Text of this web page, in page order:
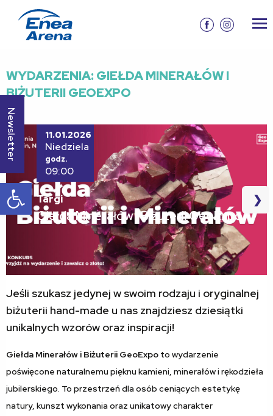
Otwórz pasek narzędzi
WYDARZENIA: GIEŁDA MINERAŁÓW I
BIŻUTERII GEOEXPO
11.01.2026
Niedziela
godz.
09:00
❮ ❯
Targi
Giełda Minerałów i Biżuterii GeoExpo
Jeśli szukasz jedynej w swoim rodzaju i oryginalnej
biżuterii hand-made u nas znajdziesz dziesiątki
unikalnych wzorów oraz inspiracji!
Giełda Minerałów i Biżuterii GeoExpo to wydarzenie
poświęcone naturalnemu pięknu kamieni, minerałów i rękodzieła
jubilerskiego. To przestrzeń dla osób ceniących estetykę
natury, kunszt wykonania oraz unikatowy charakter
Newsletter